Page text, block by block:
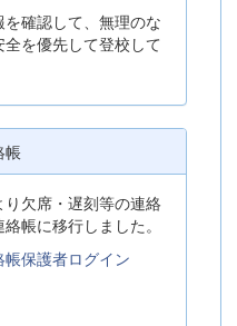
確認して、無理のな
全を優先して登校して
帳
欠席・遅刻等の連絡
帳に移行しました。
帳保護者ログイン